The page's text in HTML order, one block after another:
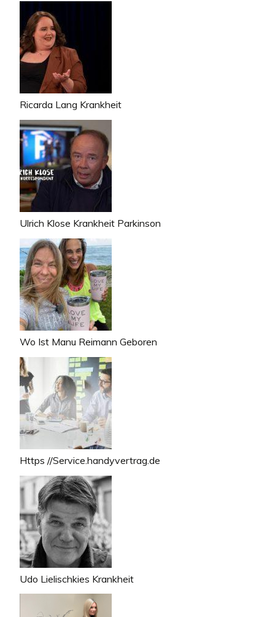
Ricarda Lang Krankheit
Ulrich Klose Krankheit Parkinson
Wo Ist Manu Reimann Geboren
Https //Service.handyvertrag.de
Udo Lielischkies Krankheit